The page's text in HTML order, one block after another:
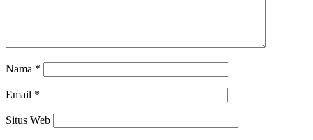
Nama *
Email *
Situs Web